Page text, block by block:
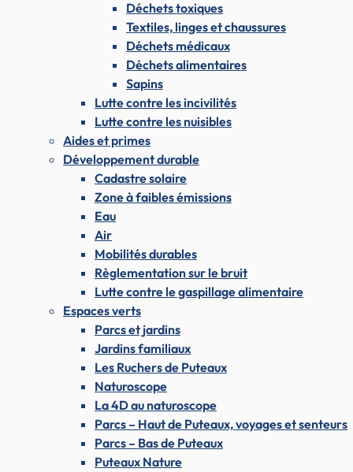
Déchets toxiques
Textiles, linges et chaussures
Déchets médicaux
Déchets alimentaires
Sapins
Lutte contre les incivilités
Lutte contre les nuisibles
Aides et primes
Développement durable
Cadastre solaire
Zone à faibles émissions
Eau
Air
Mobilités durables
Règlementation sur le bruit
Lutte contre le gaspillage alimentaire
Espaces verts
Parcs et jardins
Jardins familiaux
Les Ruchers de Puteaux
Naturoscope
La 4D au naturoscope
Parcs – Haut de Puteaux, voyages et senteurs
Parcs – Bas de Puteaux
Puteaux Nature